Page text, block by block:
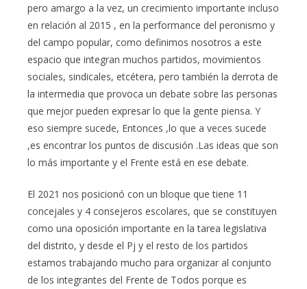
pero amargo a la vez, un crecimiento importante incluso
en relación al 2015 , en la performance del peronismo y
del campo popular, como definimos nosotros a este
espacio que integran muchos partidos, movimientos
sociales, sindicales, etcétera, pero también la derrota de
la intermedia que provoca un debate sobre las personas
que mejor pueden expresar lo que la gente piensa. Y
eso siempre sucede, Entonces ,lo que a veces sucede
,es encontrar los puntos de discusión .Las ideas que son
lo más importante y el Frente está en ese debate.
El 2021 nos posicionó con un bloque que tiene 11
concejales y 4 consejeros escolares, que se constituyen
como una oposición importante en la tarea legislativa
del distrito, y desde el Pj y el resto de los partidos
estamos trabajando mucho para organizar al conjunto
de los integrantes del Frente de Todos porque es